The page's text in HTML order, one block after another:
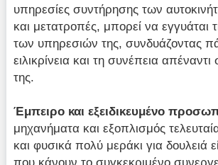
υπηρεσίες συντήρησης των
και μετατροπές, μπορεί να εγγυάται
των υπηρεσιών της, συνδυάζοντας
ειλικρίνεια και τη συνέπεια
της.
Έμπειρο και εξειδικευμένο
μηχανήματα και εξοπλισμός
και φυσικά πολύ μεράκι για δουλειά
που κάνουν το συγκεκριμένο